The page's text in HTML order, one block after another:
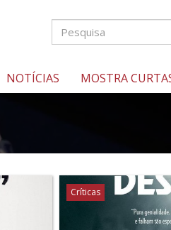
NOTÍCIAS MOSTRA
Críticas